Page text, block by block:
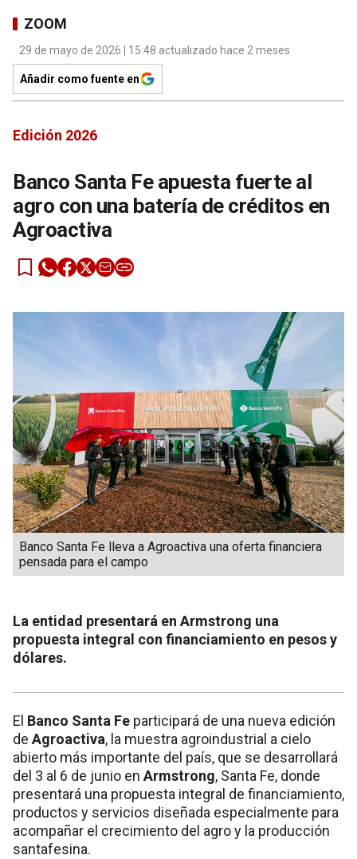
ZOOM
29 de mayo de 2026 | 15:48 actualizado hace 2 meses
Añadir como fuente en
Edición 2026
Banco Santa Fe apuesta fuerte al
agro con una batería de créditos en
Agroactiva
Banco Santa Fe lleva a Agroactiva una oferta financiera
pensada para el campo
La entidad presentará en Armstrong una
propuesta integral con financiamiento en pesos y
dólares.
El Banco Santa Fe participará de una nueva edición
de Agroactiva, la muestra agroindustrial a cielo
abierto más importante del país, que se desarrollará
del 3 al 6 de junio en Armstrong, Santa Fe, donde
presentará una propuesta integral de financiamiento,
productos y servicios diseñada especialmente para
acompañar el crecimiento del agro y la producción
santafesina.